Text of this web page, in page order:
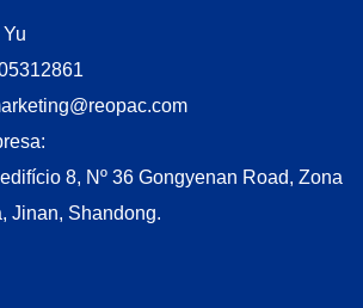
8, Nº 36 Gongyenan Road, Zona
Jinan, Shandong.